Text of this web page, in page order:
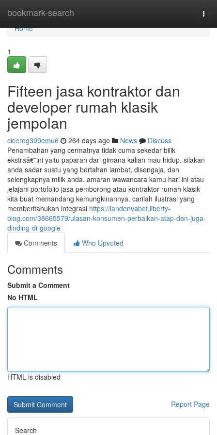
bookmark-search
Home
Home
1
Fifteen jasa kontraktor dan
developer rumah klasik
jempolan
cicerog309emu6 264 days ago News
Discuss
Penambahan yang cermatnya tidak cuma sekedar bilik
ekstraâ€”ini yaitu paparan dari gimana kalian mau hidup. silakan
anda sadar suatu yang bertahan lambat, disengaja, dan
selengkapnya milik anda. amaran wawancara kamu hari ini atau
jelajahi portofolio jasa pemborong atau kontraktor rumah klasik
kita buat memandang kemungkinannya. carilah ilustrasi yang
memberitahukan integrasi https://landenvabef.liberty-
blog.com/38665579/ulasan-konsumen-perbaikan-atap-dan-juga-
dinding-di-google
Comments
Who Upvoted
Comments
Submit a Comment
No HTML
HTML is disabled
Report Page
Search